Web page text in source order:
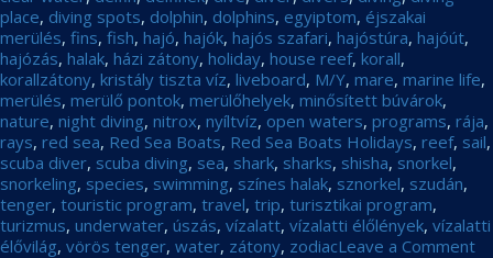
place, diving spots, dolphin, dolphins, egyiptom, éjszakai
merülés, fins, fish, hajó, hajók, hajós szafari, hajóstúra, hajóút,
hajózás, halak, házi zátony, holiday, house reef, korall,
korallzátony, kristály tiszta víz, liveboard, M/Y, mare, marine life,
merülés, merülő pontok, merülőhelyek, minősített búvárok,
nature, night diving, nitrox, nyíltvíz, open waters, programs, rája,
rays, red sea, Red Sea Boats, Red Sea Boats Holidays, reef, sail,
scuba diver, scuba diving, sea, shark, sharks, shisha, snorkel,
snorkeling, species, swimming, színes halak, sznorkel, szudán,
tenger, touristic program, travel, trip, turisztikai program,
turizmus, underwater, úszás, vízalatt, vízalatti élőlények, vízalatti
élővilág, vörös tenger, water, zátony, zodiacLeave a Commenton